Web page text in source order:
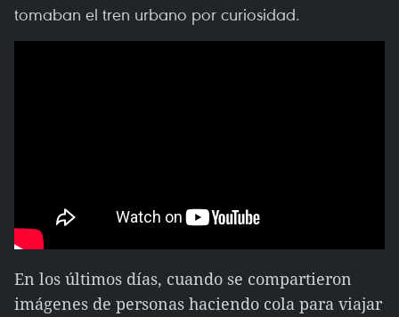
tomaban el tren urbano por curiosidad.
En los últimos días, cuando se compartieron
imágenes de personas haciendo cola para viajar